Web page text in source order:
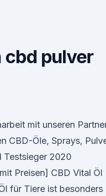
pulver
mit unseren
CBD-Öle, Sprays,
Testsieger 2020
Preisen] CBD Vital Öl
für Tiere ist besonders